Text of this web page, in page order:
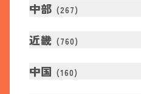
中部 (267)
近畿 (760)
中国 (160)